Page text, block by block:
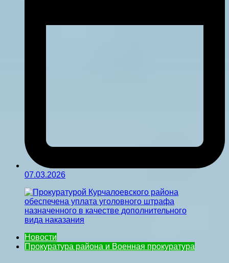
07.03.2026
Новости
Прокуратура района и Военная прокуратура